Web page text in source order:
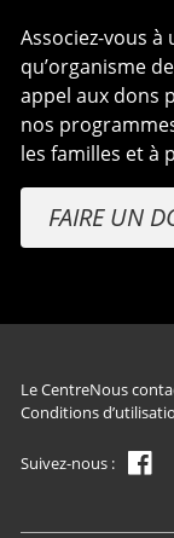
Associez-vous
qu’organisme
appel aux dons
nos
les familles et à
FAIRE UN
Le CentreNous
Conditions
Suivez-nous :